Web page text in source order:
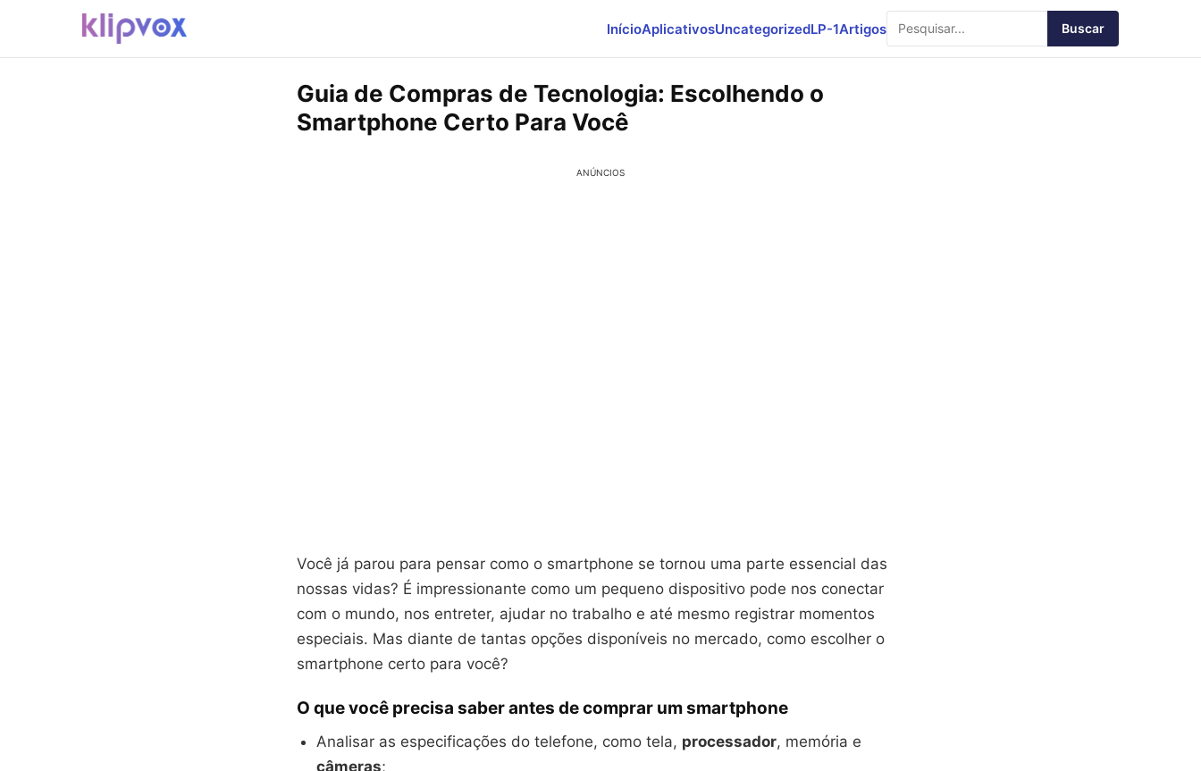
InícioAplicativosUncategorizedLP-1Artigos Buscar
Guia de Compras de Tecnologia: Escolhendo o
Smartphone Certo Para Você
ANÚNCIOS
Você já parou para pensar como o smartphone se tornou uma parte essencial das
nossas vidas? É impressionante como um pequeno dispositivo pode nos conectar
com o mundo, nos entreter, ajudar no trabalho e até mesmo registrar momentos
especiais. Mas diante de tantas opções disponíveis no mercado, como escolher o
smartphone certo para você?
O que você precisa saber antes de comprar um smartphone
Analisar as especificações do telefone, como tela, processador, memória e
câmeras;